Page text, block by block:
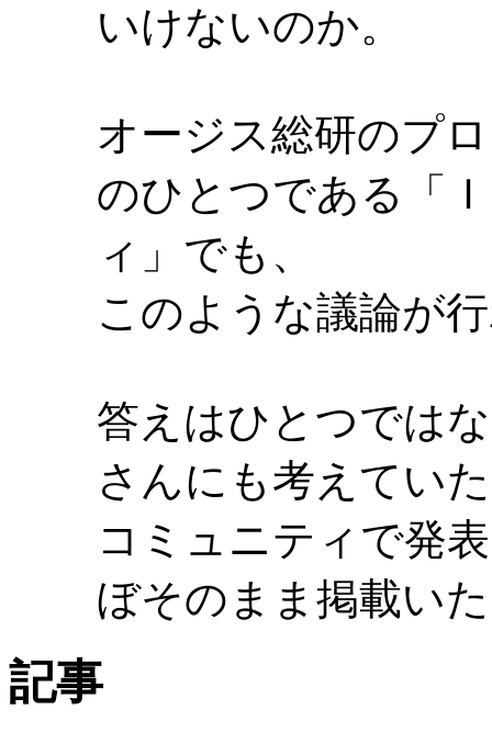
いけないのか。
オージス総研のプ
のひとつである「
ィ」でも、
このような議論が
答えはひとつでは
さんにも考えてい
コミュニティで発
ぼそのまま掲載い
記事